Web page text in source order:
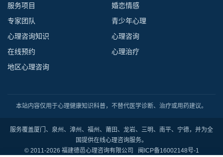
服务项目
专家团队
心理咨询知识
在线预约
地区心理咨询
婚恋情感
青少年心理
心理咨询
心理治疗
本站内容仅用于心理健康知识科普，不替代医学诊断、治疗或用药建议。
服务覆盖厦门、泉州、漳州、福州、莆田、龙岩、三明、南平、宁德，并为全
国提供在线心理咨询服务。
© 2011-2026 福建德邑心理咨询有限公司
闽ICP备16002148号-1